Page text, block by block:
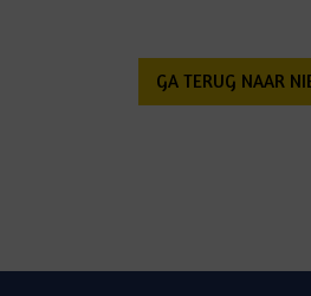
GA TERUG NAAR